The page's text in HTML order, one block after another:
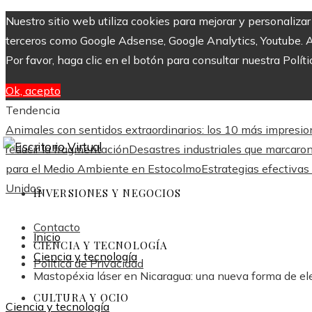
Nuestro sitio web utiliza cookies para mejorar y
terceros como Google Adsense, Google Analytics,
Por favor, haga clic en el botón para consultar nuestra
Ok, acepto
Tendencia
Animales con sentidos extraordinarios: los 10 más
reducir la fragmentaciónDesastres industriales que
para el Medio Ambiente en EstocolmoEstrategias
Unidos
Contacto
Política de Privacidad
INVERSIONES Y NEGOCIOS
CIENCIA Y TECNOLOGÍA
CULTURA Y OCIO
Inicio
Ciencia y tecnología
Mastopéxia láser en Nicaragua: una nueva forma de
Ciencia y tecnología